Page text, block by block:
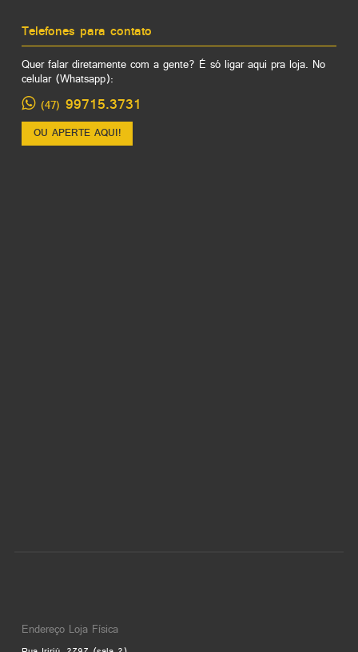
Telefones para contato
Quer falar diretamente com a gente? É só ligar aqui pra loja. No
celular (Whatsapp):
(47) 99715.3731
OU APERTE AQUI!
Endereço Loja Física